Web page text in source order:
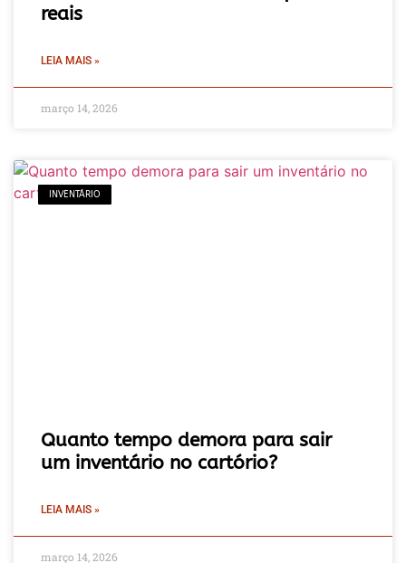
reais
LEIA MAIS »
março 14, 2026
INVENTÁRIO
Quanto tempo demora para sair
um inventário no cartório?
LEIA MAIS »
março 14, 2026